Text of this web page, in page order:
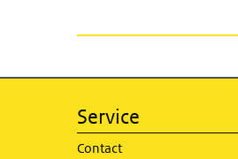
Service
Contact